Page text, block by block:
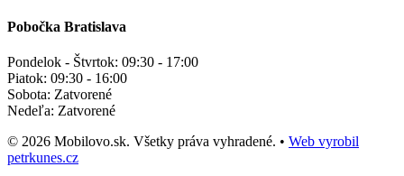
Pobočka Bratislava
Pondelok - Štvrtok: 09:30 - 17:00
Piatok: 09:30 - 16:00
Sobota: Zatvorené
Nedeľa: Zatvorené
© 2026 Mobilovo.sk. Všetky práva vyhradené. • Web vyrobil
petrkunes.cz